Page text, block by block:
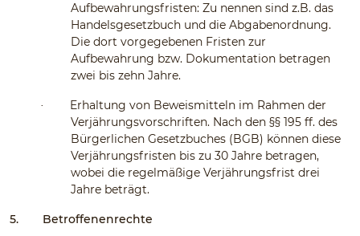
Aufbewahrungsfristen: Zu nennen sind z.B. das
Handelsgesetzbuch und die Abgabenordnung.
Die dort vorgegebenen Fristen zur
Aufbewahrung bzw. Dokumentation betragen
zwei bis zehn Jahre.
·
Erhaltung von Beweismitteln im Rahmen der
Verjährungsvorschriften. Nach den §§ 195 ff. des
Bürgerlichen Gesetzbuches (BGB) können diese
Verjährungsfristen bis zu 30 Jahre betragen,
wobei die regelmäßige Verjährungsfrist drei
Jahre beträgt.
5. Betroffenenrechte